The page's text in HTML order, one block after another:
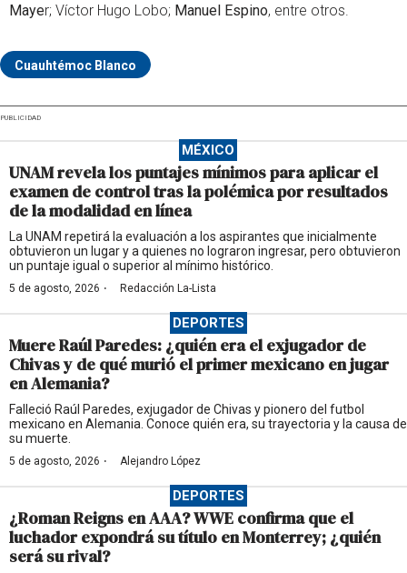
Mayer; Víctor Hugo Lobo; Manuel Espino, entre otros.
Cuauhtémoc Blanco
PUBLICIDAD
MÉXICO
UNAM revela los puntajes mínimos para aplicar el
examen de control tras la polémica por resultados
de la modalidad en línea
La UNAM repetirá la evaluación a los aspirantes que inicialmente
obtuvieron un lugar y a quienes no lograron ingresar, pero obtuvieron
un puntaje igual o superior al mínimo histórico.
5 de agosto, 2026 · Redacción La-Lista
DEPORTES
Muere Raúl Paredes: ¿quién era el exjugador de
Chivas y de qué murió el primer mexicano en jugar
en Alemania?
Falleció Raúl Paredes, exjugador de Chivas y pionero del futbol
mexicano en Alemania. Conoce quién era, su trayectoria y la causa de
su muerte.
5 de agosto, 2026 · Alejandro López
DEPORTES
¿Roman Reigns en AAA? WWE confirma que el
luchador expondrá su título en Monterrey; ¿quién
será su rival?